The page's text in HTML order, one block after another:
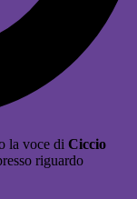
la voce di Ciccio
riguardo